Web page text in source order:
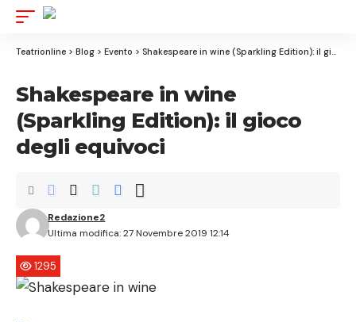
Resizer
Teatrionline > Blog > Evento > Shakespeare in wine (Sparkling Edition): il gioco degli equivoci
Shakespeare in wine
(Sparkling Edition): il gioco
degli equivoci
Ultima modifica: 27 Novembre 2019 12:14
Redazione2
1295